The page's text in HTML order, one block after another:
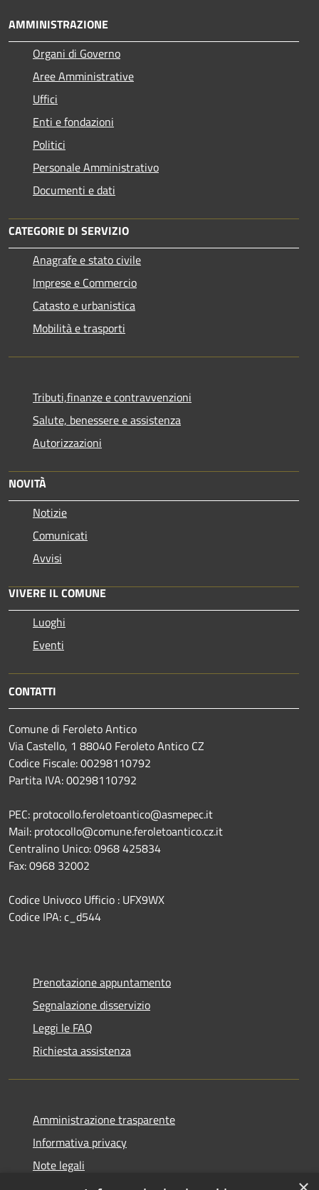
AMMINISTRAZIONE
Organi di Governo
Aree Amministrative
Uffici
Enti e fondazioni
Politici
Personale Amministrativo
Documenti e dati
CATEGORIE DI SERVIZIO
Anagrafe e stato civile
Imprese e Commercio
Catasto e urbanistica
Mobilità e trasporti
Tributi,finanze e contravvenzioni
Salute, benessere e assistenza
Autorizzazioni
NOVITÀ
Notizie
Comunicati
Avvisi
VIVERE IL COMUNE
Luoghi
Eventi
CONTATTI
Comune di Feroleto Antico
Via Castello, 1 88040 Feroleto Antico CZ
Codice Fiscale: 00298110792
Partita IVA: 00298110792
PEC: protocollo.feroletoantico@asmepec.it
Mail: protocollo@comune.feroletoantico.cz.it
Centralino Unico: 0968 425834
Fax: 0968 32002
Codice Univoco Ufficio : UFX9WX
Codice IPA: c_d544
Prenotazione appuntamento
Segnalazione disservizio
Leggi le FAQ
Richiesta assistenza
Amministrazione trasparente
Informativa privacy
Note legali